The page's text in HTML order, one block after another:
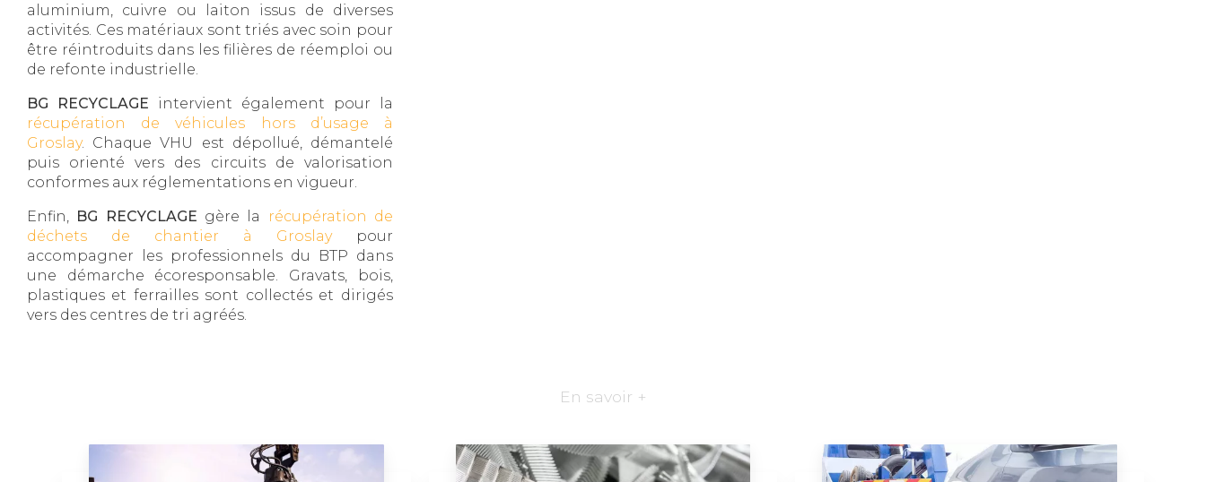
aluminium, cuivre ou laiton issus de diverses
activités. Ces matériaux sont triés avec soin pour
être réintroduits dans les filières de réemploi ou
de refonte industrielle.
BG RECYCLAGE intervient également pour la
récupération de véhicules hors d’usage à
Groslay. Chaque VHU est dépollué, démantelé
puis orienté vers des circuits de valorisation
conformes aux réglementations en vigueur.
Enfin, BG RECYCLAGE gère la
récupération de
déchets de chantier à Groslaypour
accompagner les professionnels du BTP dans
une démarche écoresponsable. Gravats, bois,
plastiques et ferrailles sont collectés et dirigés
vers des centres de tri agréés.
En savoir +